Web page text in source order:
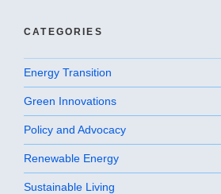
CATEGORIES
Energy Transition
Green Innovations
Policy and Advocacy
Renewable Energy
Sustainable Living